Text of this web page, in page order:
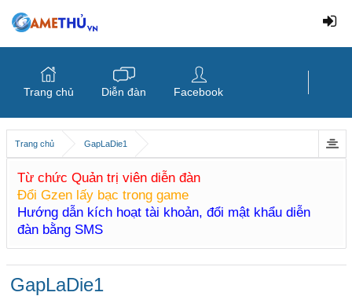
Trang chủ GapLaDie1
Từ chức Quản trị viên diễn đàn
Đổi Gzen lấy bạc trong game
Hướng dẫn kích hoạt tài khoản, đổi mật khẩu diễn
đàn bằng SMS
GapLaDie1
Trang chủ Diễn đàn Facebook